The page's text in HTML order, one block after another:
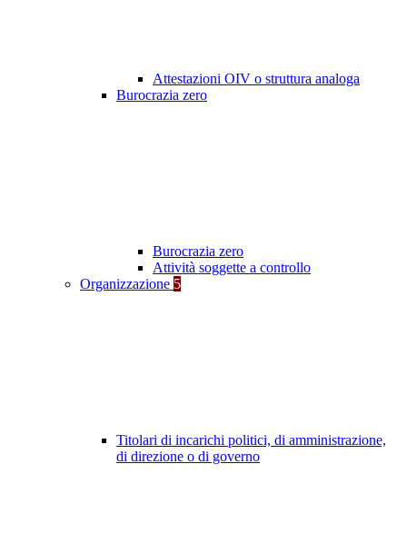
Attestazioni OIV o struttura analoga
Burocrazia zero
Burocrazia zero
Attività soggette a controllo
Organizzazione 5
Titolari di incarichi politici, di amministrazione,
di direzione o di governo